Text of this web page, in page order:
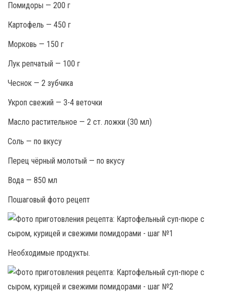
Помидоры — 200 г
Картофель — 450 г
Морковь — 150 г
Лук репчатый — 100 г
Чеснок — 2 зубчика
Укроп свежий — 3-4 веточки
Масло растительное — 2 ст. ложки (30 мл)
Соль — по вкусу
Перец чёрный молотый — по вкусу
Вода — 850 мл
Пошаговый фото рецепт
Необходимые продукты.